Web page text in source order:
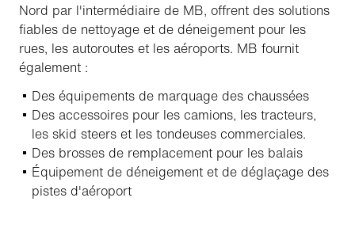
Nord par l'intermédiaire de MB, offrent des solutions
fiables de nettoyage et de déneigement pour les
rues, les autoroutes et les aéroports. MB fournit
également :
Des équipements de marquage des chaussées
Des accessoires pour les camions, les tracteurs,
les skid steers et les tondeuses commerciales.
Des brosses de remplacement pour les balais
Équipement de déneigement et de déglaçage des
pistes d'aéroport